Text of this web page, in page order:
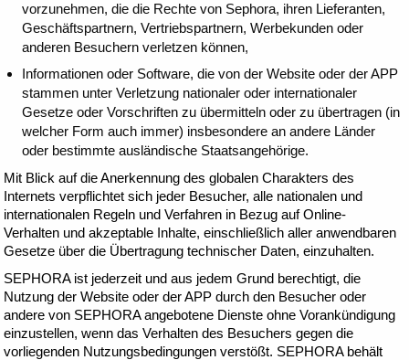
vorzunehmen, die die Rechte von Sephora, ihren Lieferanten,
Geschäftspartnern, Vertriebspartnern, Werbekunden oder
anderen Besuchern verletzen können,
Informationen oder Software, die von der Website oder der APP
stammen unter Verletzung nationaler oder internationaler
Gesetze oder Vorschriften zu übermitteln oder zu übertragen (in
welcher Form auch immer) insbesondere an andere Länder
oder bestimmte ausländische Staatsangehörige.
Mit Blick auf die Anerkennung des globalen Charakters des
Internets verpflichtet sich jeder Besucher, alle nationalen und
internationalen Regeln und Verfahren in Bezug auf Online-
Verhalten und akzeptable Inhalte, einschließlich aller anwendbaren
Gesetze über die Übertragung technischer Daten, einzuhalten.
SEPHORA ist jederzeit und aus jedem Grund berechtigt, die
Nutzung der Website oder der APP durch den Besucher oder
andere von SEPHORA angebotene Dienste ohne Vorankündigung
einzustellen, wenn das Verhalten des Besuchers gegen die
vorliegenden Nutzungsbedingungen verstößt. SEPHORA behält